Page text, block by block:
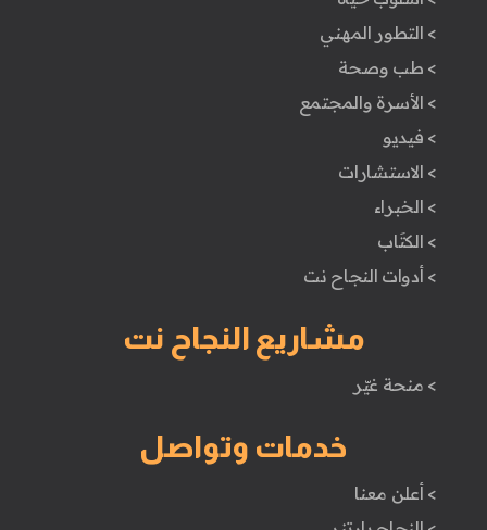
> التطور المهني
> طب وصحة
> الأسرة والمجتمع
> فيديو
> الاستشارات
> الخبراء
> الكتَاب
> أدوات النجاح نت
مشاريع النجاح نت
> منحة غيّر
خدمات وتواصل
> أعلن معنا